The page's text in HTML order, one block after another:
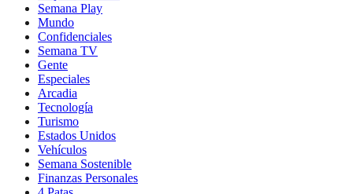
Semana Play
Mundo
Confidenciales
Semana TV
Gente
Especiales
Arcadia
Tecnología
Turismo
Estados Unidos
Vehículos
Semana Sostenible
Finanzas Personales